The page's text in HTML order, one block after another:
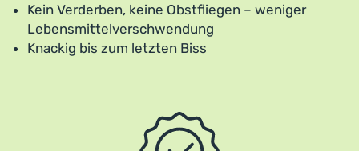
Kein Verderben, keine Obstfliegen – weniger
Lebensmittelverschwendung
Knackig bis zum letzten Biss